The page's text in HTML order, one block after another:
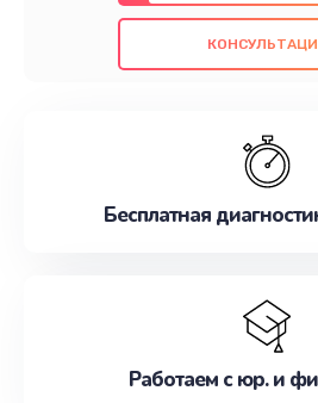
также гарантируем качество
проведенных работ. Наша
наилучшим образом. Не
Бесплатная
Работаем с юр. и